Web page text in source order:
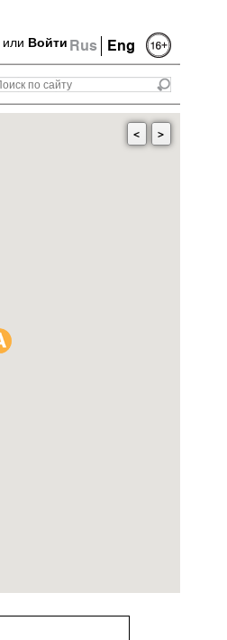
Rus Eng
или Войти
< >